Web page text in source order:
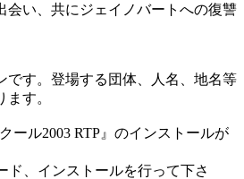
会い、共にジェイノバートへの復讐
す。登場する団体、人名、地名等
す。
ール2003 RTP』のインストールが
ド、インストールを行って下さ